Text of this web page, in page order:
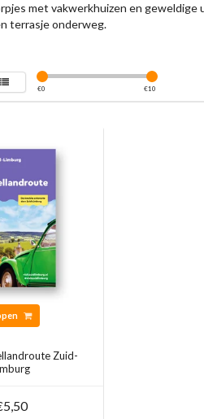
met vakwerkhuizen en geweldige
terrasje onderweg.
€0 €10
Zuid-